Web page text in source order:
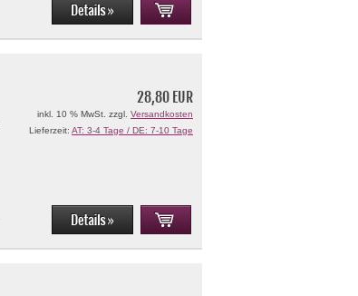
28,80 EUR
inkl. 10 % MwSt. zzgl. Versandkosten
Lieferzeit: AT: 3-4 Tage / DE: 7-10 Tage